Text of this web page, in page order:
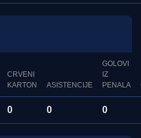
CRVENI
KARTON
ASISTENCIJE
GOLOVI
IZ
PENALA
0 0 0